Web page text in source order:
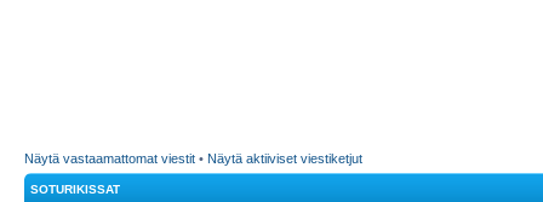
Näytä vastaamattomat viestit • Näytä aktiiviset viestiketjut
SOTURIKISSAT